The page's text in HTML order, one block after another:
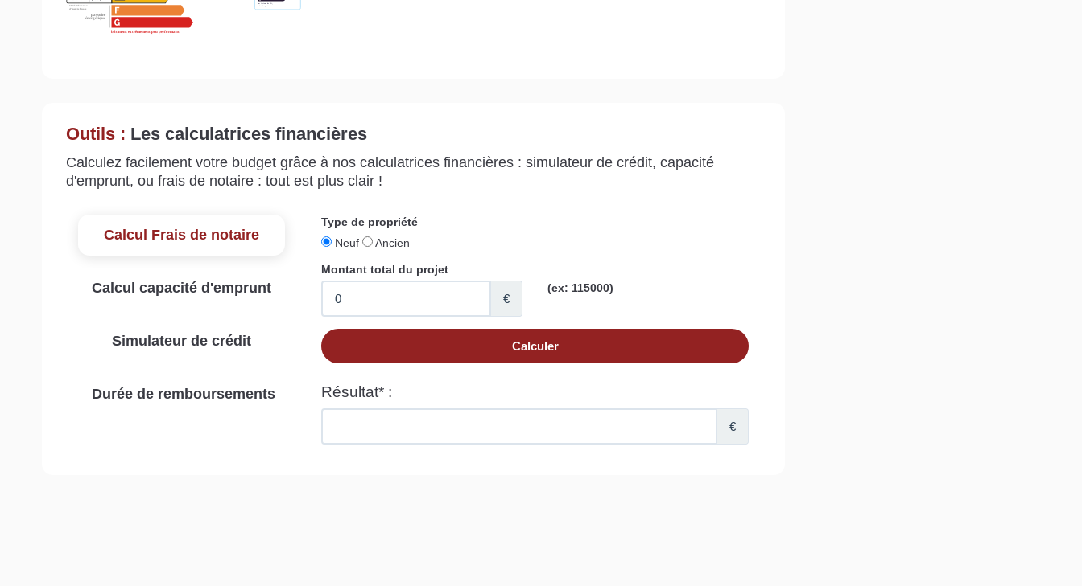
Outils : Les calculatrices financières
Calculez facilement votre budget grâce à nos calculatrices financières : simulateur de crédit, capacité
d'emprunt, ou frais de notaire : tout est plus clair !
Calcul Frais de notaire
Calcul capacité d'emprunt
Simulateur de crédit
Durée de remboursements